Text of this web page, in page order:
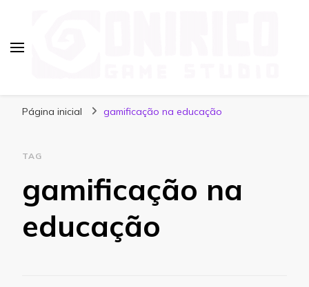
Página inicial gamificação na educação
TAG
gamificação na
educação